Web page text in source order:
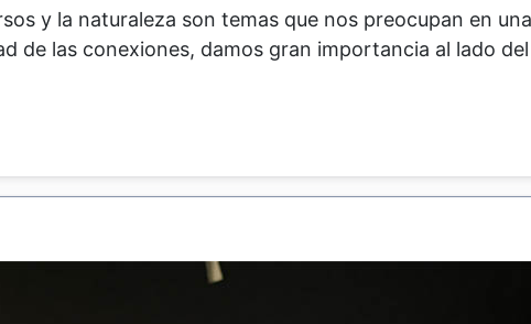
y la naturaleza son temas que nos preocupan en
de las conexiones, damos gran importancia al lado